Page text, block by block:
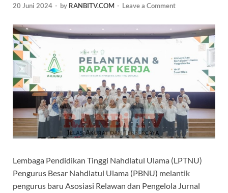
20 Juni 2024 - by RANBITV.COM - Leave a Comment
Lembaga Pendidikan Tinggi Nahdlatul Ulama (LPTNU)
Pengurus Besar Nahdlatul Ulama (PBNU) melantik
pengurus baru Asosiasi Relawan dan Pengelola Jurnal